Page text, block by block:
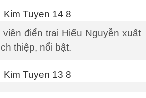
điển trai Hiếu Nguyễn xuất
thiệp, nổi bật.